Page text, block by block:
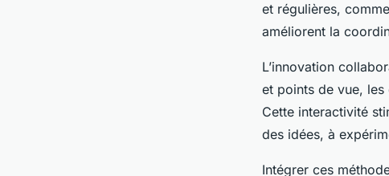
et régulières,
améliorent la
L’innovation
et points de vue, les
Cette interactivité
des idées, à
Intégrer ces